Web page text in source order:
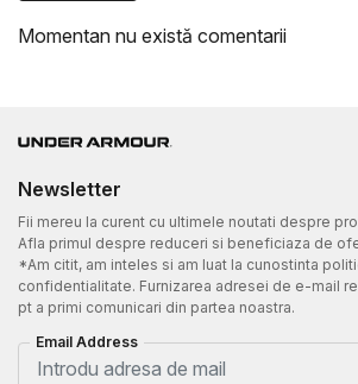
Momentan nu există comentarii
Newsletter
Fii mereu la curent cu ultimele noutati despre
Afla primul despre reduceri si beneficiaza de
*Am citit, am inteles si am luat la cunostinta
confidentialitate. Furnizarea adresei de e-mail
pt a primi comunicari din partea noastra.
Email Address